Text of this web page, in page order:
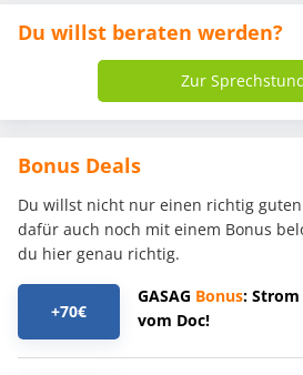
Du willst beraten werden?
Zur
Bonus Deals
Du willst nicht nur einen richtig
dafür auch noch mit einem Bonus
du hier genau richtig.
+70€
GASAG Bonus: Strom
vom Doc!